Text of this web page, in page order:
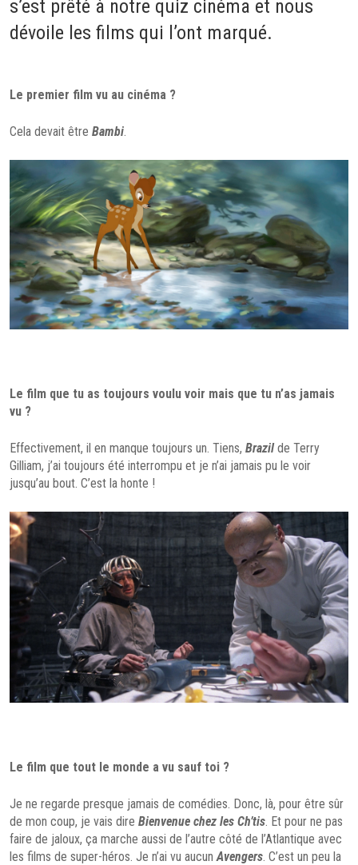
s’est prêté à notre quiz cinéma et nous
dévoile les films qui l’ont marqué.
Le premier film vu au cinéma ?
Cela devait être Bambi.
Le film que tu as toujours voulu voir mais que tu n’as jamais
vu ?
Effectivement, il en manque toujours un. Tiens, Brazilde Terry
Gilliam, j’ai toujours été interrompu et je n’ai jamais pu le voir
jusqu’au bout. C’est la honte !
Le film que tout le monde a vu sauf toi ?
Je ne regarde presque jamais de comédies. Donc, là, pour être sûr
de mon coup, je vais dire Bienvenue chez les Ch’tis. Et pour ne pas
faire de jaloux, ça marche aussi de l’autre côté de l’Atlantique avec
les films de super-héros. Je n’ai vu aucunAvengers. C’est un peu la